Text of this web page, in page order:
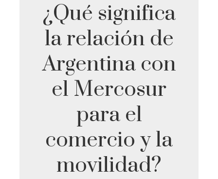
¿Qué significa
la relación de
Argentina con
el Mercosur
para el
comercio y la
movilidad?